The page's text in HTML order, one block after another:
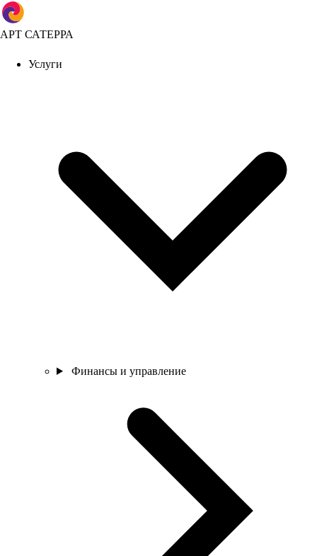
АРТ САТЕРРА
Услуги
Финансы и управление